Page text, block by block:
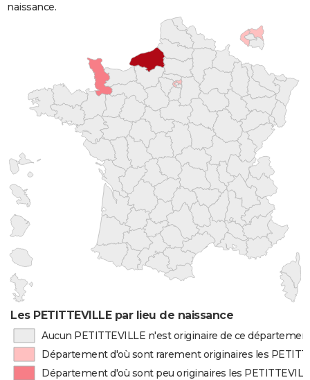
naissance.
Les PETITTEVILLE par lieu de naissance
Aucun PETITTEVILLE n'est originaire de ce
Département d'où sont rarement originaires les
Département d'où sont peu originaires les